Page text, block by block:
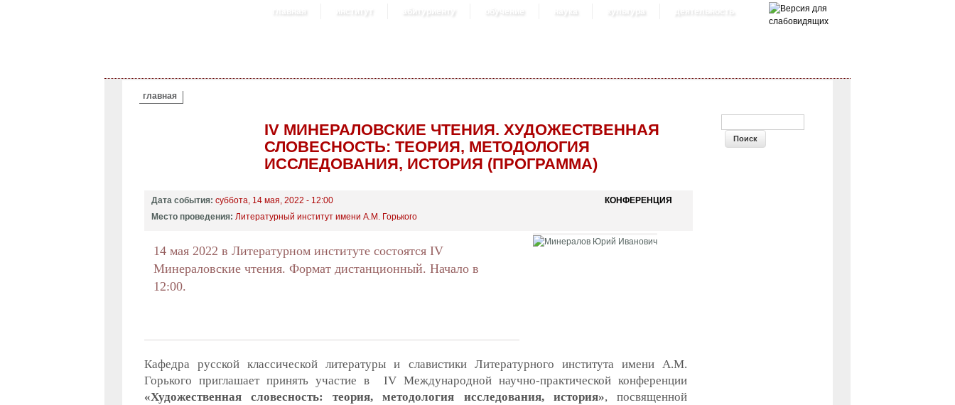
главная институт абитуриенту обучение наука культура деятельность
ВЫ ЗДЕСЬ
главная
IV МИНЕРАЛОВСКИЕ ЧТЕНИЯ. ХУДОЖЕСТВЕННАЯ
СЛОВЕСНОСТЬ: ТЕОРИЯ, МЕТОДОЛОГИЯ
ИССЛЕДОВАНИЯ, ИСТОРИЯ (ПРОГРАММА)
Дата события: суббота, 14 мая, 2022 - 12:00
Место проведения: Литературный институт имени А.М. Горького
КОНФЕРЕНЦИЯ
14 мая 2022 в Литературном институте состоятся IV
Минераловские чтения. Формат дистанционный. Начало в
12:00.
Кафедра русской классической литературы и славистики Литературного института имени А.М.
Горького приглашает принять участие в IV Международной научно-практической конференции
«Художественная словесность: теория, методология исследования, история», посвященной
ФОРМА ПОИСКА